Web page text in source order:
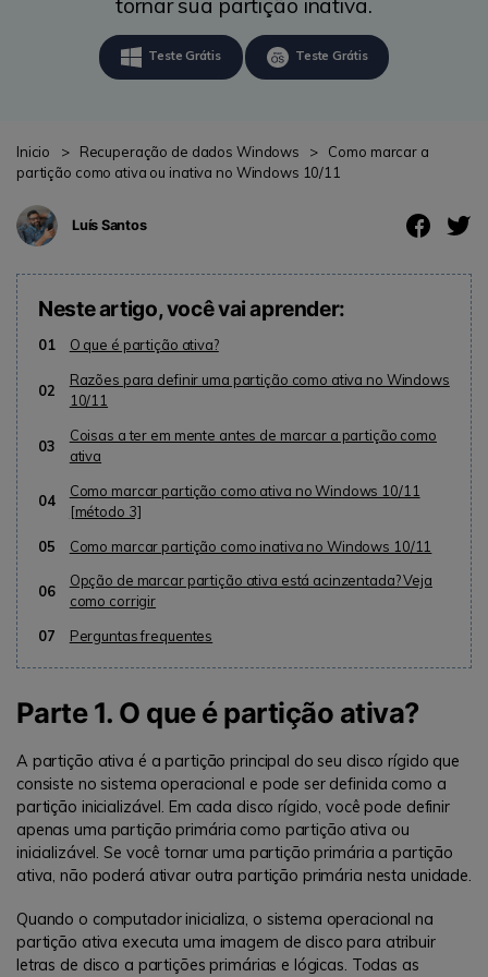
Teste Grátis
Repairit - Reparar Dados
UBackit - Backup de Dados
ENCONTRAR MAIS SOLUÇÕES
Teste Online
tornar sua partição inativa.
Teste Grátis Teste Grátis
Inicio > Recuperação de dados Windows >
Como marcar a
partição como ativa ou inativa no Windows 10/11
Luís Santos
Neste artigo, você vai aprender:
01 O que é partição ativa?
02
Razões para definir uma partição como ativa no Windows
10/11
03
Coisas a ter em mente antes de marcar a partição como
ativa
04
Como marcar partição como ativa no Windows 10/11
[método 3]
05
Como marcar partição como inativa no Windows 10/11
06
Opção de marcar partição ativa está acinzentada? Veja
como corrigir
07
Perguntas frequentes
Parte 1. O que é partição ativa?
A partição ativa é a partição principal do seu disco rígido que
consiste no sistema operacional e pode ser definida como a
partição inicializável. Em cada disco rígido, você pode definir
apenas uma partição primária como partição ativa ou
inicializável. Se você tornar uma partição primária a partição
ativa, não poderá ativar outra partição primária nesta unidade.
Quando o computador inicializa, o sistema operacional na
partição ativa executa uma imagem de disco para atribuir
letras de disco a partições primárias e lógicas. Todas as